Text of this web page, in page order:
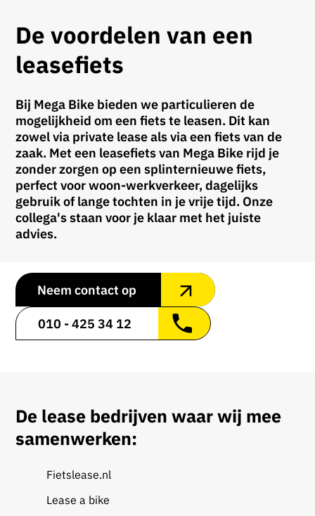
De voordelen van een
leasefiets
Bij Mega Bike bieden we particulieren de
mogelijkheid om een fiets te leasen. Dit kan
zowel via private lease als via een fiets van de
zaak. Met een leasefiets van Mega Bike rijd je
zonder zorgen op een splinternieuwe fiets,
perfect voor woon-werkverkeer, dagelijks
gebruik of lange tochten in je vrije tijd. Onze
collega's staan voor je klaar met het juiste
advies.
Neem contact op
010 - 425 34 12
De lease bedrijven waar wij mee
samenwerken:
Fietslease.nl
Lease a bike